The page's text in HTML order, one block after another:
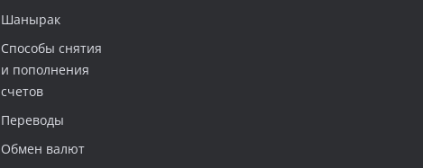
Шанырак
Способы снятия
и пополнения
счетов
Переводы
Обмен валют